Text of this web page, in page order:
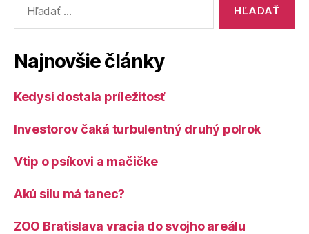
Najnovšie články
Kedysi dostala príležitosť
Investorov čaká turbulentný druhý polrok
Vtip o psíkovi a mačičke
Akú silu má tanec?
ZOO Bratislava vracia do svojho areálu